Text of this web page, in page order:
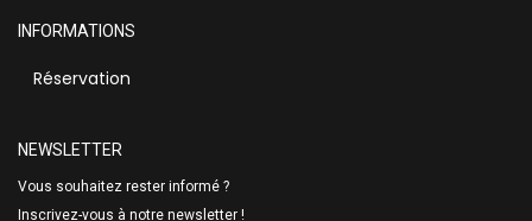
INFORMATIONS
Réservation
NEWSLETTER
Vous souhaitez rester informé ?
Inscrivez-vous à notre newsletter !